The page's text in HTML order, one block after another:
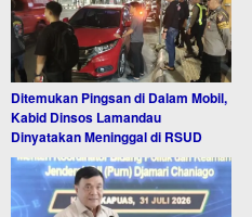
Ditemukan Pingsan di Dalam Mobil,
Kabid Dinsos Lamandau
Dinyatakan Meninggal di RSUD